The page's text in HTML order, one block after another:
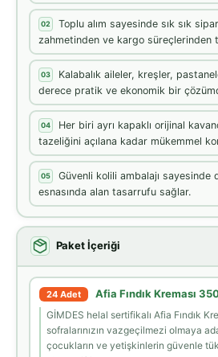
02
Toplu alım sayesinde sık sık
zahmetinden ve kargo süreçlerinden
03
Kalabalık aileler, kreşler,
derece pratik ve ekonomik bir
04
Her biri ayrı kapaklı orijinal
tazeliğini açılana kadar mükemmel
05
Güvenli kolili ambalajı sayesinde
esnasında alan tasarrufu sağlar.
Paket İçeriği
24 Adet Afia Fındık Kreması
GİMDES helal sertifikalı Afia Fındık
sofralarınızın vazgeçilmezi olmaya
çocukların ve yetişkinlerin güvenle